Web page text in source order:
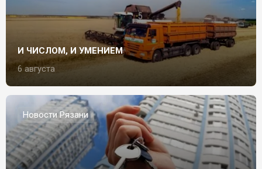
И ЧИСЛОМ, И УМЕНИЕМ
6 августа
Новости Рязани